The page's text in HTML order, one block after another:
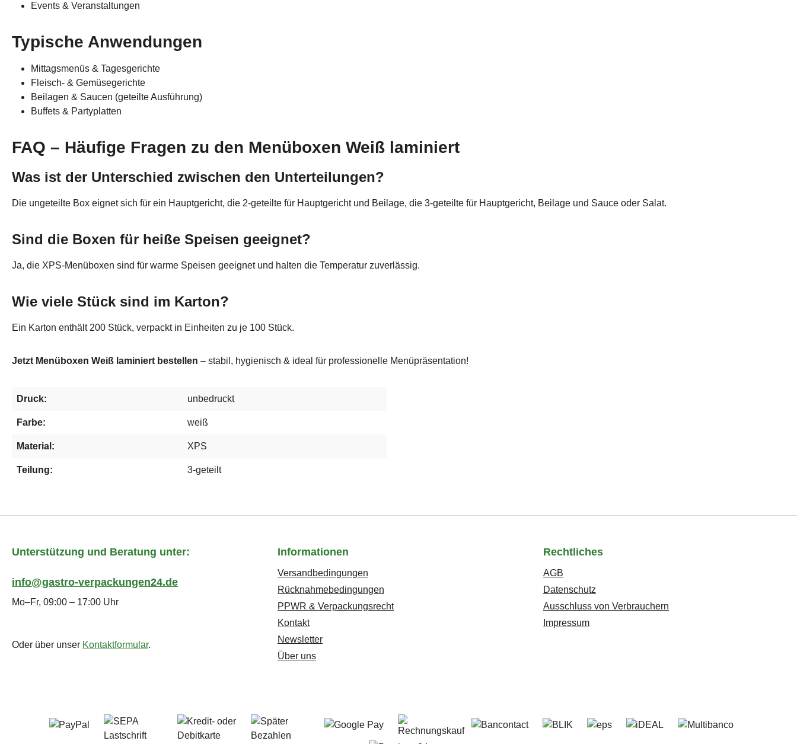
Events & Veranstaltungen
Typische Anwendungen
Mittagsmenüs & Tagesgerichte
Fleisch- & Gemüsegerichte
Beilagen & Saucen (geteilte Ausführung)
Buffets & Partyplatten
FAQ – Häufige Fragen zu den Menüboxen Weiß laminiert
Was ist der Unterschied zwischen den Unterteilungen?
Die ungeteilte Box eignet sich für ein Hauptgericht, die 2-geteilte für Hauptgericht und Beilage, die 3-geteilte für Hauptgericht, Beilage und Sauce oder Salat.
Sind die Boxen für heiße Speisen geeignet?
Ja, die XPS-Menüboxen sind für warme Speisen geeignet und halten die Temperatur zuverlässig.
Wie viele Stück sind im Karton?
Ein Karton enthält 200 Stück, verpackt in Einheiten zu je 100 Stück.
Jetzt Menüboxen Weiß laminiert bestellen – stabil, hygienisch & ideal für professionelle Menüpräsentation!
Druck: unbedruckt
Farbe: weiß
Material: XPS
Teilung: 3-geteilt
Unterstützung und Beratung unter:
info@gastro-verpackungen24.de
Mo–Fr, 09:00 – 17:00 Uhr
Oder über unser Kontaktformular.
Informationen
Versandbedingungen
Rücknahmebedingungen
PPWR & Verpackungsrecht
Kontakt
Newsletter
Über uns
Rechtliches
AGB
Datenschutz
Ausschluss von Verbrauchern
Impressum